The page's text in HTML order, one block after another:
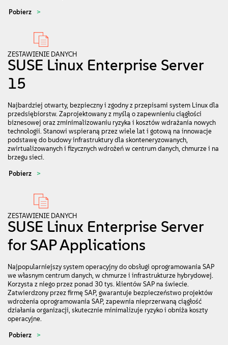
Pobierz
ZESTAWIENIE DANYCH
SUSE Linux Enterprise Server
15
Najbardziej otwarty, bezpieczny i zgodny z przepisami system Linux dla
przedsiębiorstw. Zaprojektowany z myślą o zapewnieniu ciągłości
biznesowej oraz zminimalizowaniu ryzyka i kosztów wdrażania nowych
technologii. Stanowi wspieraną przez wiele lat i gotową na innowacje
podstawę do budowy infrastruktury dla skonteneryzowanych,
zwirtualizowanych i fizycznych wdrożeń w centrum danych, chmurze i na
brzegu sieci.
Pobierz
ZESTAWIENIE DANYCH
SUSE Linux Enterprise Server
for SAP Applications
Najpopularniejszy system operacyjny do obsługi oprogramowania SAP
we własnym centrum danych, w chmurze i infrastrukturze hybrydowej.
Korzysta z niego przez ponad 30 tys. klientów SAP na świecie.
Zatwierdzony przez firmę SAP, gwarantuje bezpieczeństwo projektów
wdrożenia oprogramowania SAP, zapewnia nieprzerwaną ciągłość
działania organizacji, skutecznie minimalizuje ryzyko i obniża koszty
operacyjne.
Pobierz